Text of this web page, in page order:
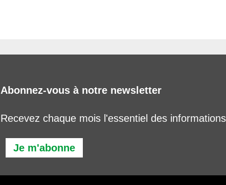
Abonnez-vous à notre newsletter
Recevez chaque mois l'essentiel des
Je m'abonne